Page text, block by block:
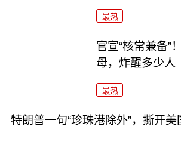
最热
官宣“核常兼备”
母，炸醒多少人
最热
特朗普一句“珍珠港除外”，撕开